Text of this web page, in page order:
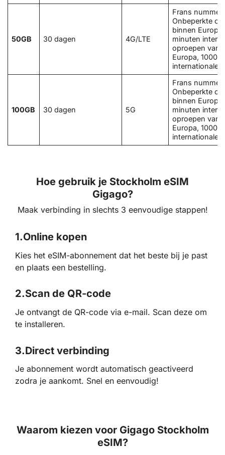
50GB 30 dagen 4G/LTE
Frans nummer
Onbeperkte
binnen
minuten
oproepen
Europa, 1000
internationale
100GB 30 dagen 5G
Frans nummer
Onbeperkte
binnen
minuten
oproepen
Europa, 1000
internationale
Hoe gebruik je Stockholm eSIM
Gigago?
Maak verbinding in slechts 3 eenvoudige stappen!
1.Online kopen
Kies het eSIM-abonnement dat het beste bij je past
en plaats een bestelling.
2.Scan de QR-code
Je ontvangt de QR-code via e-mail. Scan deze om
te installeren.
3.Direct verbinding
Je abonnement wordt automatisch geactiveerd
zodra je aankomt. Snel en eenvoudig!
Waarom kiezen voor Gigago Stockholm
eSIM?